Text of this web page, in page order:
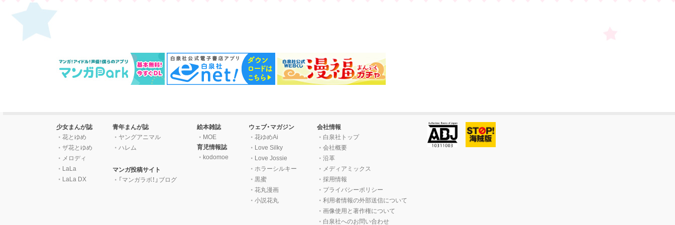
少女まんが誌
花とゆめ
ザ花とゆめ
メロディ
LaLa
LaLa DX
青年まんが誌
ヤングアニマル
ハレム
マンガ投稿サイト
「マンガラボ！」ブログ
絵本雑誌
MOE
育児情報誌
kodomoe
ウェブ・マガジン
花ゆめAi
Love Silky
Love Jossie
ホラーシルキー
黒蜜
花丸漫画
小説花丸
会社情報
白泉社トップ
会社概要
沿革
メディアミックス
採用情報
プライバシーポリシー
利用者情報の外部送信について
画像使用と著作権について
白泉社へのお問い合わせ